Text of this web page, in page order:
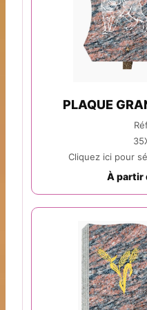
PLAQUE
Cliquez ici pour
À partir